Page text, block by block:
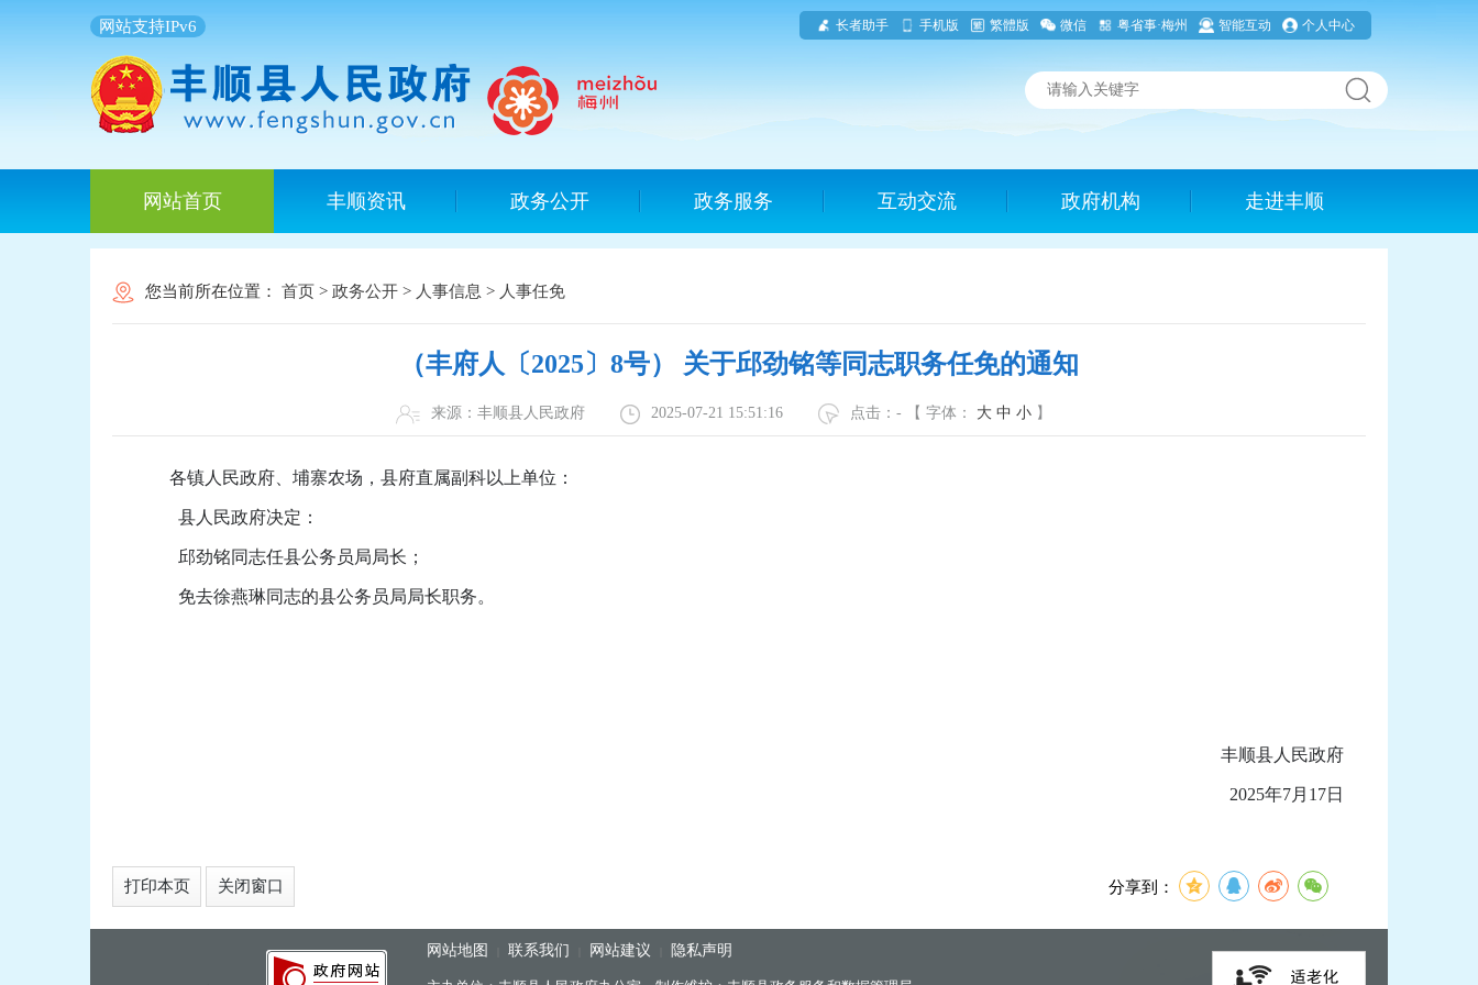
网站支持IPv6 长者助手 手机版 繁體版 微信 粤省事·梅州 智能互动 个人中心
网站首页 丰顺资讯 政务公开 政务服务 互动交流 政府机构 走进丰顺
您当前所在位置： 首页 > 政务公开 > 人事信息 > 人事任免
（丰府人〔2025〕8号） 关于邱劲铭等同志职务任免的通知
来源：丰顺县人民政府 2025-07-21 15:51:16 点击： - 【 字体： 大 中 小 】
各镇人民政府、埔寨农场，县府直属副科以上单位：
县人民政府决定：
邱劲铭同志任县公务员局局长；
免去徐燕琳同志的县公务员局局长职务。
丰顺县人民政府
2025年7月17日
打印本页 关闭窗口 分享到：
网站地图 联系我们 网站建议 隐私声明